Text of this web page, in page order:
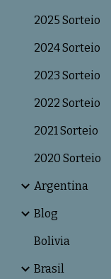
2025 Sorteio
2024 Sorteio
2023 Sorteio
2022 Sorteio
2021 Sorteio
2020 Sorteio
Argentina
Blog
Bolivia
Brasil